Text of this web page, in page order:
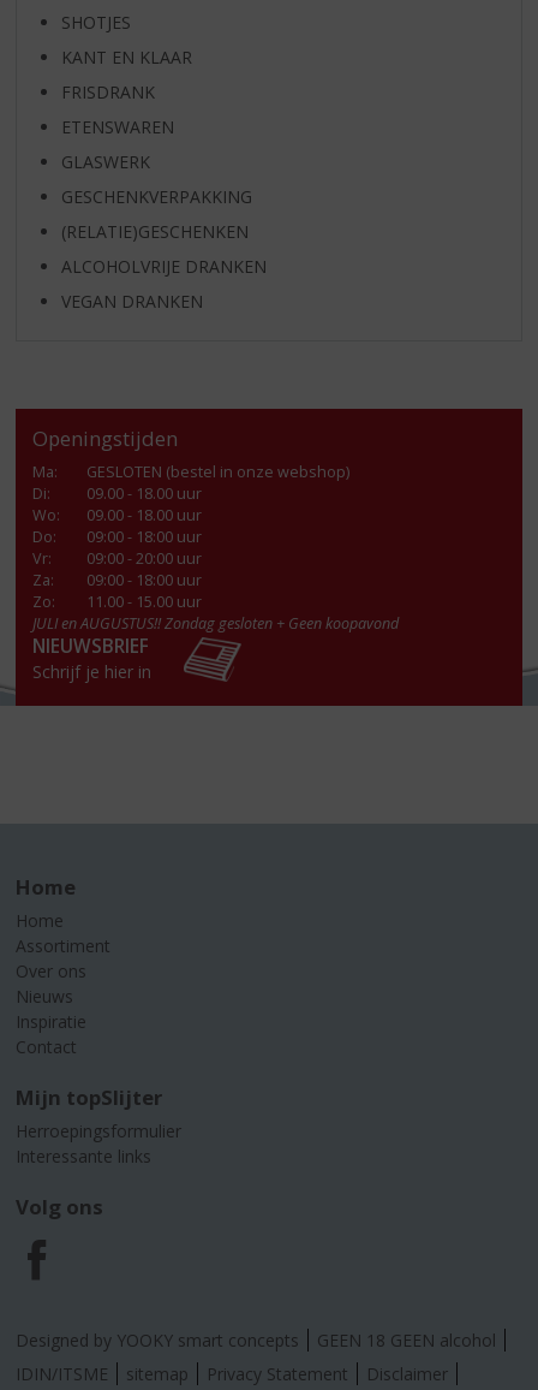
SHOTJES
KANT EN KLAAR
FRISDRANK
ETENSWAREN
GLASWERK
GESCHENKVERPAKKING
(RELATIE)GESCHENKEN
ALCOHOLVRIJE DRANKEN
VEGAN DRANKEN
Openingstijden
Ma:
GESLOTEN (bestel in onze webshop)
Di:
09.00 - 18.00 uur
Wo:
09.00 - 18.00 uur
Do:
09:00 - 18:00 uur
Vr:
09:00 - 20:00 uur
Za:
09:00 - 18:00 uur
Zo:
11.00 - 15.00 uur
JULI en AUGUSTUS!! Zondag gesloten + Geen koopavond
NIEUWSBRIEF
Schrijf je hier in
Home
Home
Assortiment
Over ons
Nieuws
Inspiratie
Contact
Mijn topSlijter
Herroepingsformulier
Interessante links
Volg ons
F
a
Designed by YOOKY smart concepts
GEEN 18 GEEN alcohol
IDIN/ITSME
sitemap Privacy Statement Disclaimer